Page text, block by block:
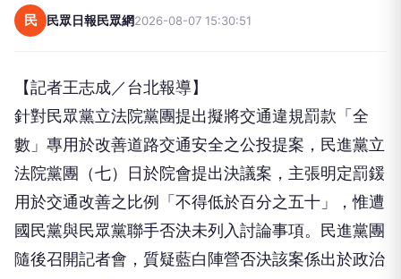
民 民眾日報民眾網2026-08-07 15:30:51
【記者王志成／台北報導】
針對民眾黨立法院黨團提出擬將交通違規罰款「全
數」專用於改善道路交通安全之公投提案，民進黨立
法院黨團（七）日於院會提出決議案，主張明定罰鍰
用於交通改善之比例「不得低於百分之五十」，惟遭
國民黨與民眾黨聯手否決未列入討論事項。民進黨團
隨後召開記者會，質疑藍白陣營否決該案係出於政治